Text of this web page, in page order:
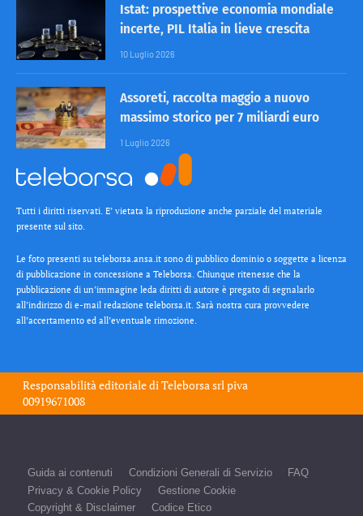
Istat: prospettive economia mondiale
incerte, PIL Italia in lieve crescita
10 Luglio 2026
Assoreti, raccolta maggio a nuovo
massimo storico per 7 miliardi euro
1 Luglio 2026
Tutti i diritti riservati. E’ vietata la riproduzione anche parziale del materiale
presente sul sito.
Le foto presenti su teleborsa.ansa.it sono di pubblico dominio o soggette a licenza
di pubblicazione in concessione a Teleborsa. Chiunque ritenesse che la
pubblicazione di un’immagine leda diritti di autore è pregato di segnalarlo
all’indirizzo di e-mail redazione teleborsa.it. Sarà nostra cura provvedere
all’accertamento ed all’eventuale rimozione.
Responsabilità editoriale diTeleborsa srlpiva
00919671008
Guida ai contenuti Condizioni Generali di Servizio
FAQ
Privacy & Cookie Policy
Gestione Cookie
Copyright & Disclaimer
Codice Etico